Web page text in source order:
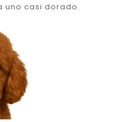
uno casi dorado.